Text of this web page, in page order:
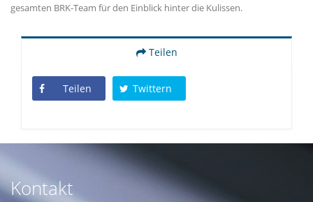
gesamten BRK-Team für den Einblick hinter die Kulissen.
Teilen
Teilen Twittern
Kontakt